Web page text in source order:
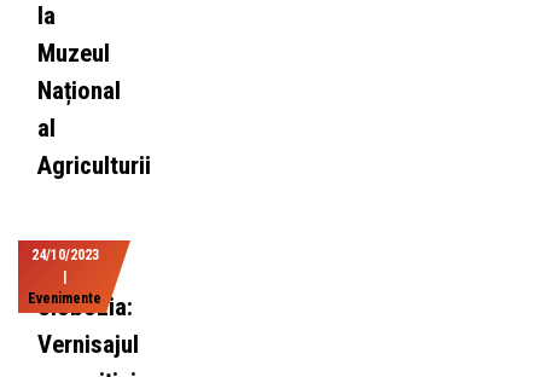
la
Muzeul
Național
al
Agriculturii
24/10/2023
Evenimente
Slobozia:
Vernisajul